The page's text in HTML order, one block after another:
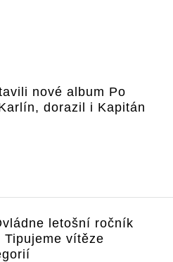
nové album Po
dorazil i Kapitán
letošní ročník
vítěze